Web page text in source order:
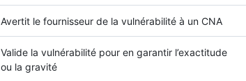
Avertit le fournisseur de la vulnérabilité à un CNA
Valide la vulnérabilité pour en garantir l’exactitude
ou la gravité